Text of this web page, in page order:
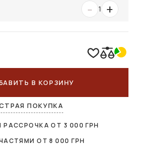
- 1 +
В КОРЗИНУ
ПОКУПКА
РАССРОЧКА ОТ 3 000 ГРН
ОТ8 000 ГРН